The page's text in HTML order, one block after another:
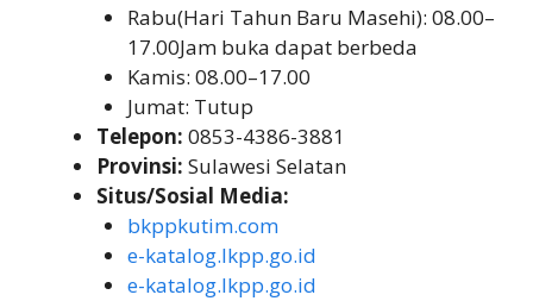
Rabu(Hari Tahun Baru Masehi): 08.00–
17.00Jam buka dapat berbeda
Kamis: 08.00–17.00
Jumat: Tutup
Telepon: 0853-4386-3881
Provinsi: Sulawesi Selatan
Situs/Sosial Media:
bkppkutim.com
e-katalog.lkpp.go.id
e-katalog.lkpp.go.id